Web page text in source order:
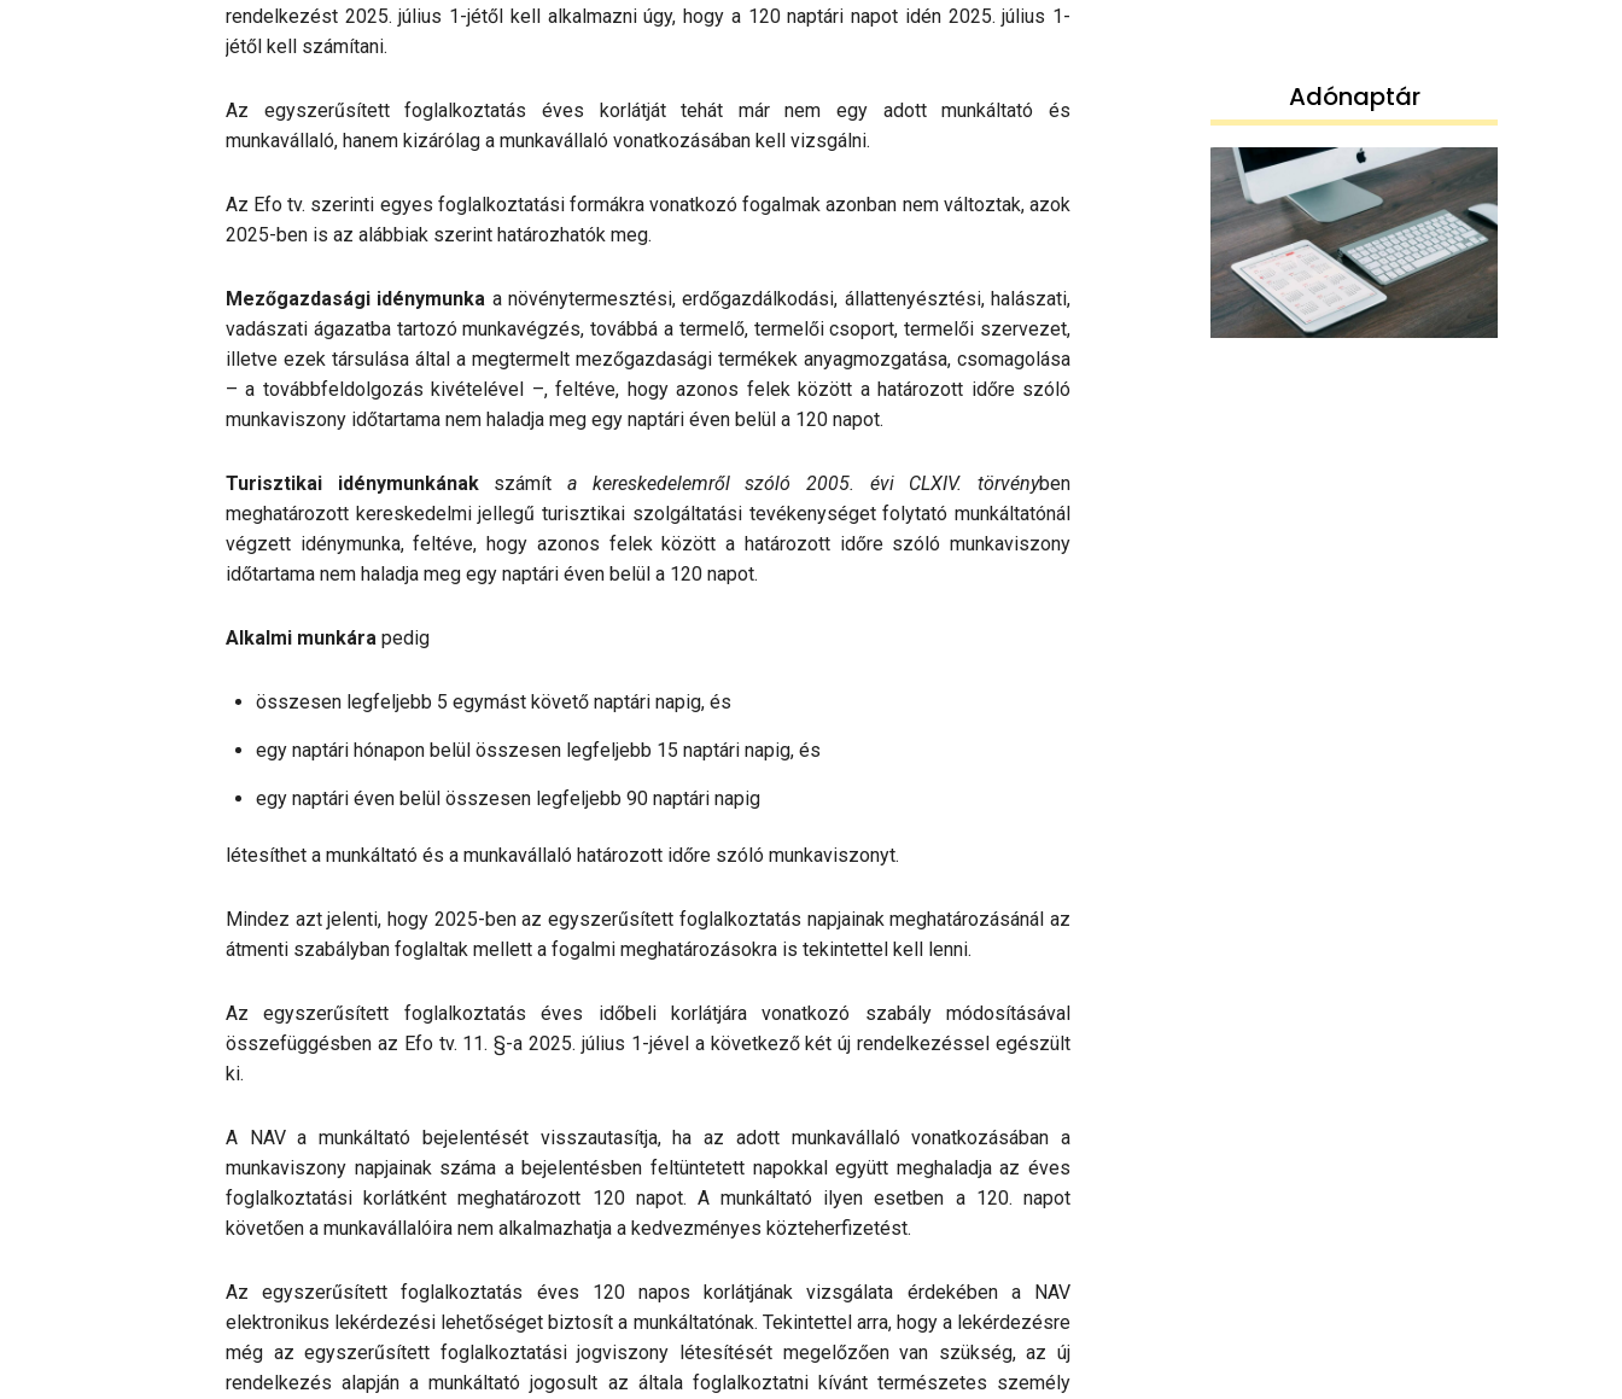
rendelkezést 2025. július 1-jétől kell alkalmazni úgy, hogy a 120 naptári napot idén 2025. július 1-
jétől kell számítani.
Az egyszerűsített foglalkoztatás éves korlátját tehát már nem egy adott munkáltató és
munkavállaló, hanem kizárólag a munkavállaló vonatkozásában kell vizsgálni.
Az Efo tv. szerinti egyes foglalkoztatási formákra vonatkozó fogalmak azonban nem változtak, azok
2025-ben is az alábbiak szerint határozhatók meg.
Mezőgazdasági idénymunka a növénytermesztési, erdőgazdálkodási, állattenyésztési, halászati,
vadászati ágazatba tartozó munkavégzés, továbbá a termelő, termelői csoport, termelői szervezet,
illetve ezek társulása által a megtermelt mezőgazdasági termékek anyagmozgatása, csomagolása
– a továbbfeldolgozás kivételével –, feltéve, hogy azonos felek között a határozott időre szóló
munkaviszony időtartama nem haladja meg egy naptári éven belül a 120 napot.
Turisztikai idénymunkának számíta kereskedelemről szóló 2005. évi CLXIV. törvényben
meghatározott kereskedelmi jellegű turisztikai szolgáltatási tevékenységet folytató munkáltatónál
végzett idénymunka, feltéve, hogy azonos felek között a határozott időre szóló munkaviszony
időtartama nem haladja meg egy naptári éven belül a 120 napot.
Alkalmi munkára pedig
összesen legfeljebb 5 egymást követő naptári napig, és
egy naptári hónapon belül összesen legfeljebb 15 naptári napig, és
egy naptári éven belül összesen legfeljebb 90 naptári napig
létesíthet a munkáltató és a munkavállaló határozott időre szóló munkaviszonyt.
Mindez azt jelenti, hogy 2025-ben az egyszerűsített foglalkoztatás napjainak meghatározásánál az
átmenti szabályban foglaltak mellett a fogalmi meghatározásokra is tekintettel kell lenni.
Az egyszerűsített foglalkoztatás éves időbeli korlátjára vonatkozó szabály módosításával
összefüggésben az Efo tv. 11. §-a 2025. július 1-jével a következő két új rendelkezéssel egészült
ki.
A NAV a munkáltató bejelentését visszautasítja, ha az adott munkavállaló vonatkozásában a
munkaviszony napjainak száma a bejelentésben feltüntetett napokkal együtt meghaladja az éves
foglalkoztatási korlátként meghatározott 120 napot. A munkáltató ilyen esetben a 120. napot
követően a munkavállalóira nem alkalmazhatja a kedvezményes közteherfizetést.
Az egyszerűsített foglalkoztatás éves 120 napos korlátjának vizsgálata érdekében a NAV
elektronikus lekérdezési lehetőséget biztosít a munkáltatónak. Tekintettel arra, hogy a lekérdezésre
még az egyszerűsített foglalkoztatási jogviszony létesítését megelőzően van szükség, az új
rendelkezés alapján a munkáltató jogosult az általa foglalkoztatni kívánt természetes személy
Adónaptár